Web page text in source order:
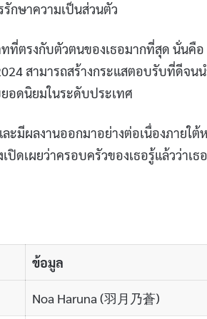
รักษาความเป็นส่วนตัว
ตรงกับตัวตนของเธอมากที่สุด นั่นคื
สามารถสร้างกระแสตอบรับที่ดีจน
อดนิยมในระดับประเทศ
ะมีผลงานออกมาอย่างต่อเนื่องภายใ
ดเผยว่าครอบครัวของเธอรู้แล้วว่าเธ
ข้อมูล
Noa Haruna (羽月乃蒼)